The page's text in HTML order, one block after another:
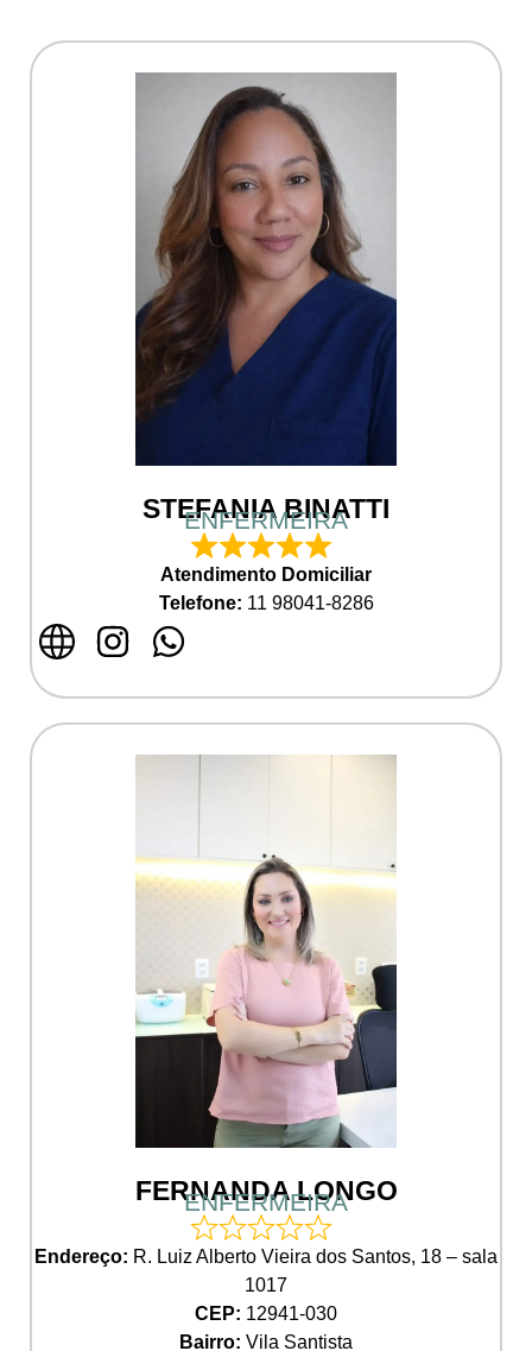
STEFANIA BINATTI
ENFERMEIRA
Atendimento Domiciliar
Telefone: 11 98041-8286
FERNANDA LONGO
ENFERMEIRA
Endereço: R. Luiz Alberto Vieira dos Santos, 18 – sala
1017
CEP: 12941-030
Bairro: Vila Santista